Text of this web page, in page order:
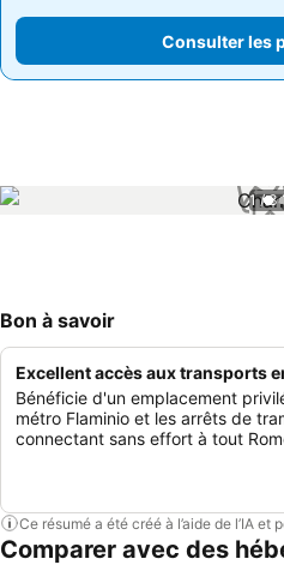
Consulter
Consulter les
1 /
Bon à savoir
Excellent accès aux transports
Bénéficie d'un emplacement
métro Flaminio et les arrêts de
connectant sans effort à tout
Ce résumé a été créé à l’aide de l’IA
Comparer avec des